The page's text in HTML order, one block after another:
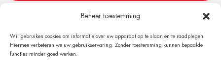
Beheer toestemming
Wij gebruiken cookies om informatie over uw apparaat op te slaan en te raadplegen.
Hiermee verbeteren we uw gebruikservaring. Zonder toestemming kunnen bepaalde
functies minder goed werken.
Algemene voorwaarden